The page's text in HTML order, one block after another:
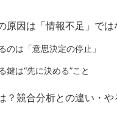
因は「情報不足」では
のは「意思決定の停止」
鍵は“先に決める”こと
？競合分析との違い・や